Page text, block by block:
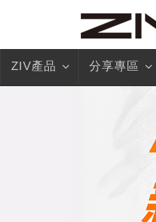
ZIV產品 分享專區